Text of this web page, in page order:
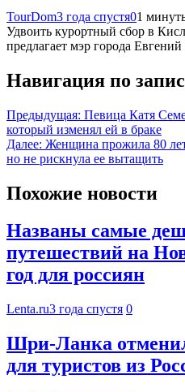
TourDom3 года спустя01
Удвоить курортный сбор в
предлагает мэр города
Навигация по
Предыдущая: Певица Катя
который изменял ей в браке
Далее: Женщина прожила 80
но не рискнула ее вытащить
Похожие новости
Названы самые
путешествий на
год для россиян
Lenta.ru3 года спустя 0
Шри-Ланка
для туристов из